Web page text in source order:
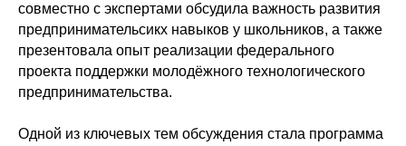
совместно с экспертами обсудила важность развития
предпринимательсикх навыков у школьников, а также
презентовала опыт реализации федерального
проекта поддержки молодёжного технологического
предпринимательства.
Одной из ключевых тем обсуждения стала программа